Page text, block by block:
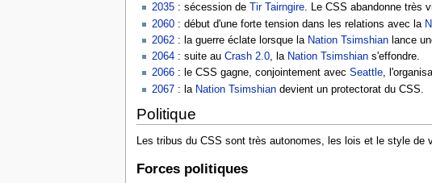
2035: sécession de Tir Tairngire. Le CSS abandonne très
2060: début d'une forte tension dans les relations avec la
2062: la guerre éclate lorsque la Nation Tsimshianlance
2064: suite au Crash 2.0, la Nation Tsimshians'effondre.
2066: le CSS gagne, conjointement avec Seattle,
2067: la Nation Tsimshiandevient un protectorat du CSS.
Politique
Les tribus du CSS sont très autonomes, les lois et le style de
Forces politiques